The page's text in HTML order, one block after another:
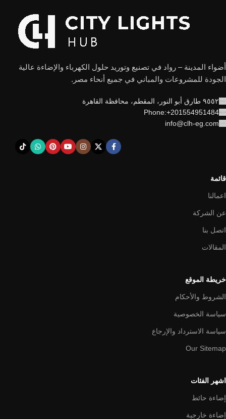
أضواء المدينة – رواد في تصنيع وتوريد حلول الكهرباء والإضاءة عالية
الجودة للمشروعات والمباني في جميع أنحاء مصر.
٩٥٥٢ طارق أبو النور، المقطم، محافظة القاهرة
Phone:+201554951484
info@clh-eg.com
قائمة
اعمالنا
عن الشركة
اتصل بنا
المقالات
خريطة الموقع
الشروط والأحكام
سياسة الخصوصية
سياسة الاسترداد والإرجاع
Our Sitemap
اشهر الفئات
إضاءة حائط
إضاءة خارجية